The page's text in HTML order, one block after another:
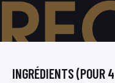
INGRÉDIENTS (POUR